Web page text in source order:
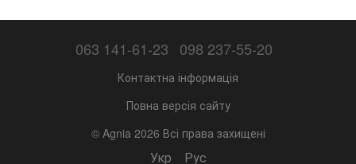
063 141-61-23 098 237-55-20
Контактна інформація
Повна версія сайту
© Agnia 2026 Всі права захищені
Укр Рус